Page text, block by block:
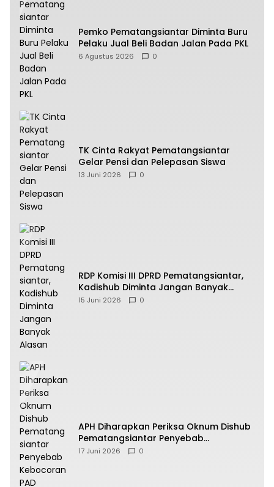
Pemko Pematangsiantar Diminta Buru
Pelaku Jual Beli Badan Jalan Pada PKL
6 Agustus 2026 0
TK Cinta Rakyat Pematangsiantar
Gelar Pensi dan Pelepasan Siswa
13 Juni 2026 0
RDP Komisi III DPRD Pematangsiantar,
Kadishub Diminta Jangan Banyak
Alasan
15 Juni 2026 0
APH Diharapkan Periksa Oknum Dishub
Pematangsiantar Penyebab
Kebocoran PAD Retribusi Parkir
17 Juni 2026 0